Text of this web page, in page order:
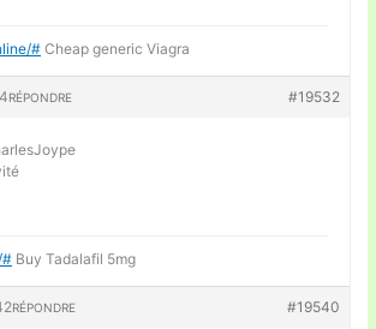
# Cheap generic Viagra
#19532
RÉPONDRE
# Buy Tadalafil 5mg
#19540
RÉPONDRE